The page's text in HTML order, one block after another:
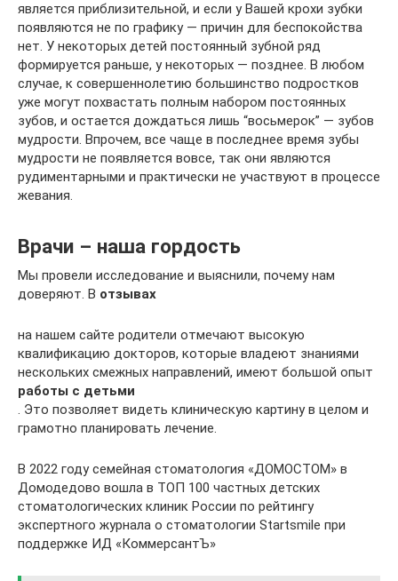
является приблизительной, и если у Вашей крохи зубки
появляются не по графику — причин для беспокойства
нет. У некоторых детей постоянный зубной ряд
формируется раньше, у некоторых — позднее. В любом
случае, к совершеннолетию большинство подростков
уже могут похвастать полным набором постоянных
зубов, и остается дождаться лишь “восьмерок” — зубов
мудрости. Впрочем, все чаще в последнее время зубы
мудрости не появляется вовсе, так они являются
рудиментарными и практически не участвуют в процессе
жевания.
Врачи – наша гордость
Мы провели исследование и выяснили, почему нам
доверяют. В отзывах
на нашем сайте родители отмечают высокую
квалификацию докторов, которые владеют знаниями
нескольких смежных направлений, имеют большой опыт
работы с детьми
. Это позволяет видеть клиническую картину в целом и
грамотно планировать лечение.
В 2022 году семейная стоматология «ДОМОСТОМ» в
Домодедово вошла в ТОП 100 частных детских
стоматологических клиник России по рейтингу
экспертного журнала о стоматологии Startsmile при
поддержке ИД «КоммерсантЪ»